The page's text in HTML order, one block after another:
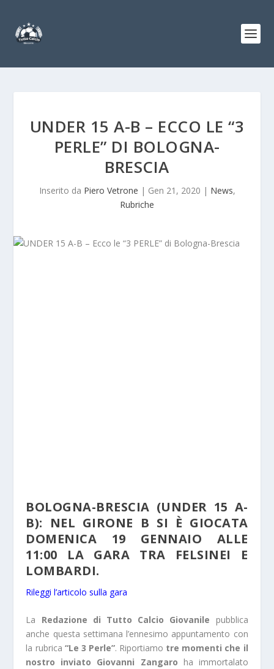
UNDER 15 A-B – ECCO LE “3
PERLE” DI BOLOGNA-
BRESCIA
Inserito da Piero Vetrone | Gen 21, 2020 | News,
Rubriche
BOLOGNA-BRESCIA (UNDER 15 A-
B): NEL GIRONE B SI È GIOCATA
DOMENICA 19 GENNAIO ALLE
11:00 LA GARA TRA FELSINEI E
LOMBARDI.
Rileggi l’articolo sulla gara
La Redazione di Tutto Calcio Giovanile pubblica
anche questa settimana l’ennesimo appuntamento con
la rubrica “Le 3 Perle”. Riportiamo tre momenti che il
nostro inviato Giovanni Zangaro ha immortalato